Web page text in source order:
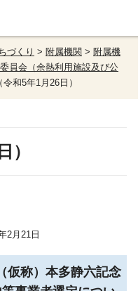
づくり > 附属機関 > 附属機
員会（余熱利用施設及び公
和5年1月26日）
）
2月21日
仮称）本多静六記念